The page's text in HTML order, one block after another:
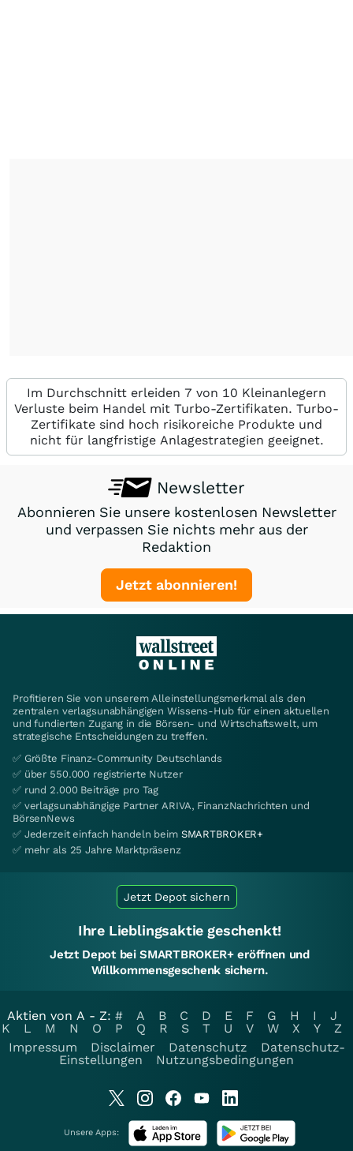
Im Durchschnitt erleiden 7 von 10 Kleinanlegern
Verluste beim Handel mit Turbo-Zertifikaten. Turbo-
Zertifikate sind hoch risikoreiche Produkte und
nicht für langfristige Anlagestrategien geeignet.
Newsletter
Abonnieren Sie unsere kostenlosen Newsletter
und verpassen Sie nichts mehr aus der
Redaktion
Jetzt abonnieren!
Profitieren Sie von unserem Alleinstellungsmerkmal als den
zentralen verlagsunabhängigen Wissens-Hub für einen aktuellen
und fundierten Zugang in die Börsen- und Wirtschaftswelt, um
strategische Entscheidungen zu treffen.
✅ Größte Finanz-Community Deutschlands
✅ über 550.000 registrierte Nutzer
✅ rund 2.000 Beiträge pro Tag
✅ verlagsunabhängige Partner ARIVA, FinanzNachrichten und
BörsenNews
✅ Jederzeit einfach handeln beim SMARTBROKER+
✅ mehr als 25 Jahre Marktpräsenz
Jetzt Depot sichern
Ihre Lieblingsaktie geschenkt!
Jetzt Depot bei SMARTBROKER+ eröffnen und
Willkommensgeschenk sichern.
Aktien von A - Z: # A B C D E F G H I
J
K
L M N O P Q R S T U V W X Y
Z
Impressum
Disclaimer Datenschutz
Datenschutz-
Einstellungen
Nutzungsbedingungen
Unsere Apps: